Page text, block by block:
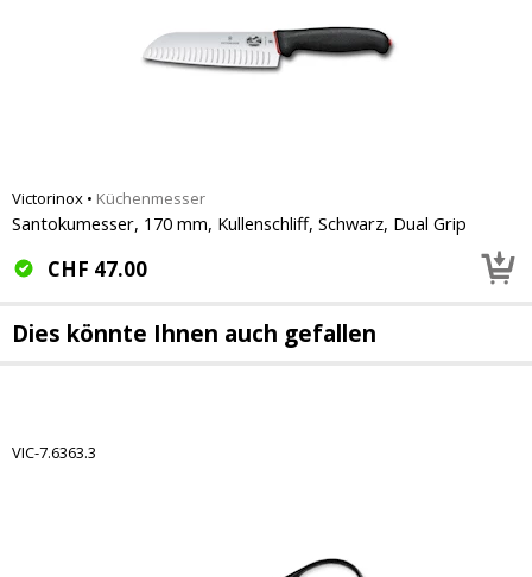
Victorinox • Küchenmesser
Santokumesser, 170 mm, Kullenschliff, Schwarz, Dual Grip
CHF 47.00
Dies könnte Ihnen auch gefallen
VIC-7.6363.3